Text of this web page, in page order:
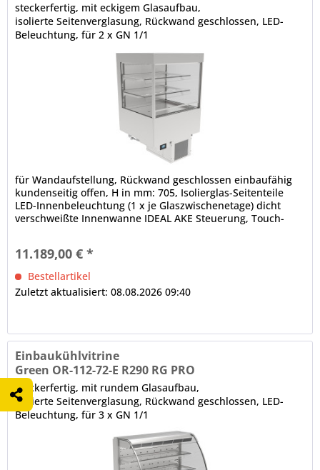
steckerfertig, mit eckigem Glasaufbau,
isolierte Seitenverglasung, Rückwand geschlossen, LED-
Beleuchtung, für 2 x GN 1/1
für Wandaufstellung, Rückwand geschlossen einbaufähig
kundenseitig offen, H in mm: 705, Isolierglas-Seitenteile
LED-Innenbeleuchtung (1 x je Glaszwischenetage) dicht
verschweißte Innenwanne IDEAL AKE Steuerung, Touch-
11.189,00 € *
Bestellartikel
Zuletzt aktualisiert: 08.08.2026 09:40
Einbaukühlvitrine
Green OR-112-72-E R290 RG PRO
steckerfertig, mit rundem Glasaufbau,
isolierte Seitenverglasung, Rückwand geschlossen, LED-
Beleuchtung, für 3 x GN 1/1